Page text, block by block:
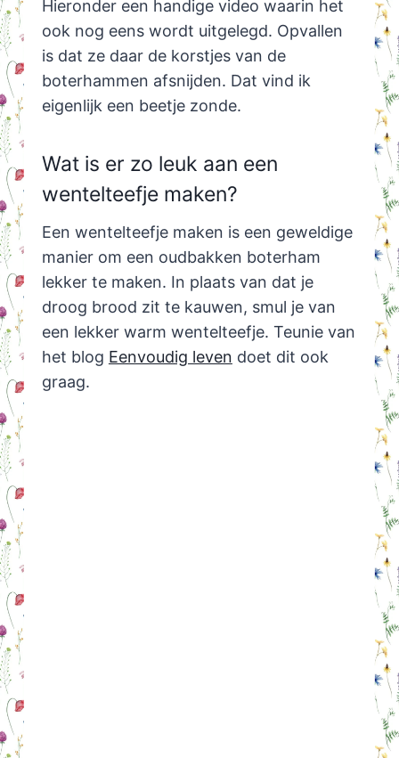
Hieronder een handige video waarin het
ook nog eens wordt uitgelegd. Opvallen
is dat ze daar de korstjes van de
boterhammen afsnijden. Dat vind ik
eigenlijk een beetje zonde.
Wat is er zo leuk aan een
wentelteefje maken?
Een wentelteefje maken is een geweldige
manier om een oudbakken boterham
lekker te maken. In plaats van dat je
droog brood zit te kauwen, smul je van
een lekker warm wentelteefje. Teunie van
het blog Eenvoudig leven doet dit ook
graag.